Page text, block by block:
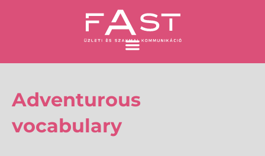
Adventurous
vocabulary